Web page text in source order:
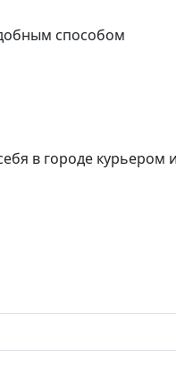
способом
в городе